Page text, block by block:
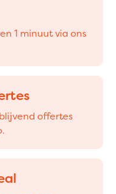
1 minuut via ons
offertes